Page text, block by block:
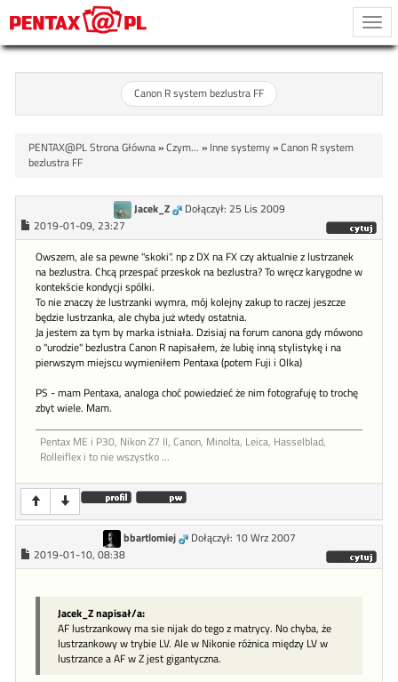
Canon R system bezlustra FF
PENTAX@PL Strona Główna»Czym... » Inne systemy»Canon R system
bezlustra FF
Jacek_Z
Dołączył: 25 Lis 2009
2019-01-09, 23:27
Owszem, ale sa pewne "skoki". np z DX na FX czy aktualnie z lustrzanek
na bezlustra. Chcą przespać przeskok na bezlustra? To wręcz karygodne w
kontekście kondycji spólki.
To nie znaczy że lustrzanki wymra, mój kolejny zakup to raczej jeszcze
będzie lustrzanka, ale chyba już wtedy ostatnia.
Ja jestem za tym by marka istniała. Dzisiaj na forum canona gdy mówono
o "urodzie" bezlustra Canon R napisałem, że lubię inną stylistykę i na
pierwszym miejscu wymieniłem Pentaxa (potem Fuji i Olka)
PS - mam Pentaxa, analoga choć powiedzieć że nim fotografuję to trochę
zbyt wiele. Mam.
Pentax ME i P30, Nikon Z7 II, Canon, Minolta, Leica, Hasselblad,
Rolleiflex i to nie wszystko ...
bbartlomiej
Dołączył: 10 Wrz 2007
2019-01-10, 08:38
Jacek_Z napisał/a:
AF lustrzankowy ma sie nijak do tego z matrycy. No chyba, że
lustrzankowy w trybie LV. Ale w Nikonie różnica między LV w
lustrzance a AF w Z jest gigantyczna.